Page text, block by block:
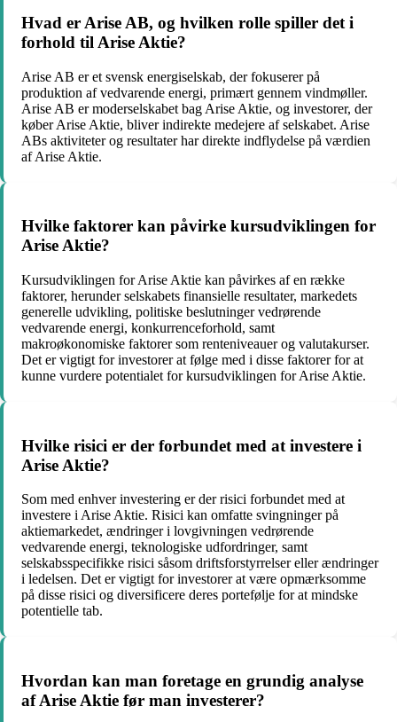
Hvad er Arise AB, og hvilken rolle spiller det i
forhold til Arise Aktie?
Arise AB er et svensk energiselskab, der fokuserer på
produktion af vedvarende energi, primært gennem vindmøller.
Arise AB er moderselskabet bag Arise Aktie, og investorer, der
køber Arise Aktie, bliver indirekte medejere af selskabet. Arise
ABs aktiviteter og resultater har direkte indflydelse på værdien
af Arise Aktie.
Hvilke faktorer kan påvirke kursudviklingen for
Arise Aktie?
Kursudviklingen for Arise Aktie kan påvirkes af en række
faktorer, herunder selskabets finansielle resultater, markedets
generelle udvikling, politiske beslutninger vedrørende
vedvarende energi, konkurrenceforhold, samt
makroøkonomiske faktorer som renteniveauer og valutakurser.
Det er vigtigt for investorer at følge med i disse faktorer for at
kunne vurdere potentialet for kursudviklingen for Arise Aktie.
Hvilke risici er der forbundet med at investere i
Arise Aktie?
Som med enhver investering er der risici forbundet med at
investere i Arise Aktie. Risici kan omfatte svingninger på
aktiemarkedet, ændringer i lovgivningen vedrørende
vedvarende energi, teknologiske udfordringer, samt
selskabsspecifikke risici såsom driftsforstyrrelser eller ændringer
i ledelsen. Det er vigtigt for investorer at være opmærksomme
på disse risici og diversificere deres portefølje for at mindske
potentielle tab.
Hvordan kan man foretage en grundig analyse
af Arise Aktie før man investerer?